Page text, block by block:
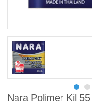
Nara Polimer Kil